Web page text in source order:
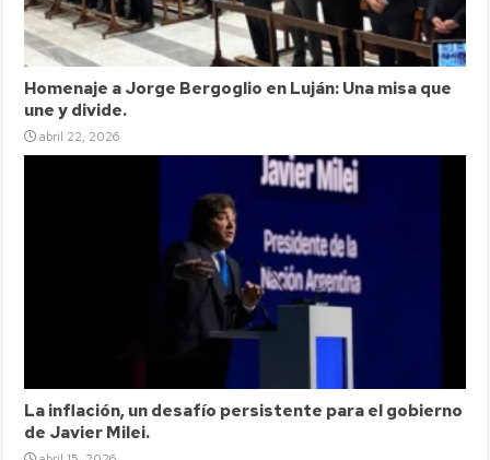
Homenaje a Jorge Bergoglio en Luján: Una misa que
une y divide.
abril 22, 2026
La inflación, un desafío persistente para el gobierno
de Javier Milei.